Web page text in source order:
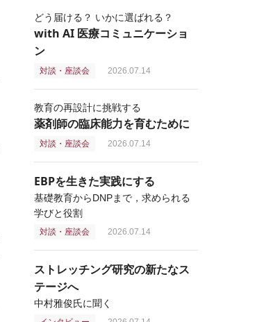
どう届ける？ いかに選ばれる？
with AI 医療コミュニケーショ
ン
対談・座談会 2026.07.14
教育の再設計に挑戦する
薬剤師の臨床能力を育むために
対談・座談会 2026.07.14
EBPを生きた実践にする
基礎教育からDNPまで，求められる
学びと役割
対談・座談会 2026.07.14
ストレッチング研究の新たなス
テージへ
中村雅俊氏に聞く